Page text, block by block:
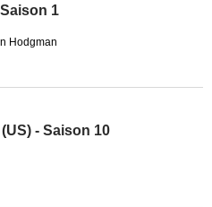
1
Hodgman
- Saison 10